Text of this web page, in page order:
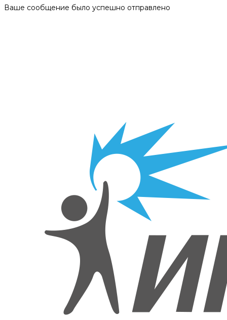
Ваше сообщение было успешно отправлено